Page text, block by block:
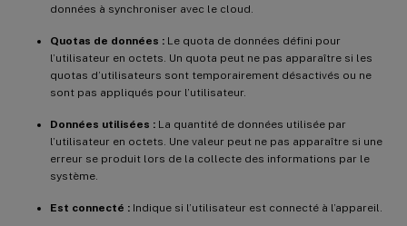
données à synchroniser avec le cloud.
Quotas de données : Le quota de données défini pour
l’utilisateur en octets. Un quota peut ne pas apparaître si les
quotas d’utilisateurs sont temporairement désactivés ou ne
sont pas appliqués pour l’utilisateur.
Données utilisées : La quantité de données utilisée par
l’utilisateur en octets. Une valeur peut ne pas apparaître si une
erreur se produit lors de la collecte des informations par le
système.
Est connecté : Indique si l’utilisateur est connecté à l’appareil.